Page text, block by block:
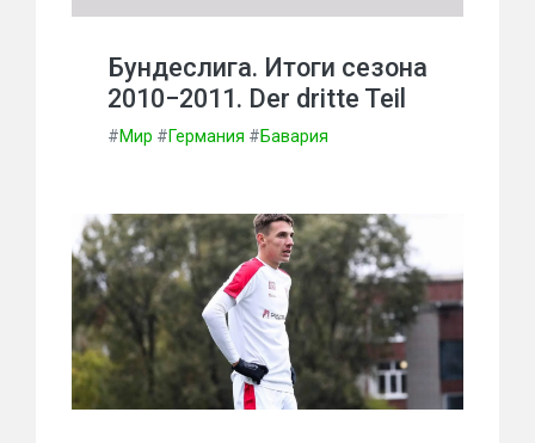
Бундеслига. Итоги сезона
2010−2011. Der dritte Teil
#Мир #Германия #Бавария